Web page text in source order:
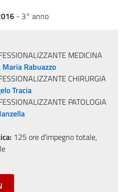
- 3° anno
MEDICINA
Rabuazzo
CHIRURGIA
Tracia
PATOLOGIA
125 ore d'impegno totale,